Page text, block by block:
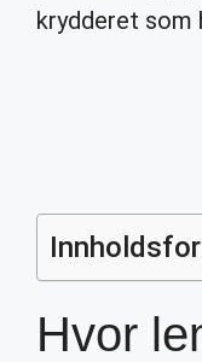
krydderet som
Hvor